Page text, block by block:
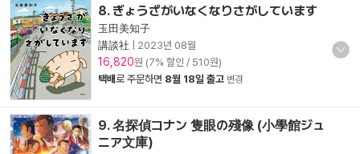
8. ぎょうざがいなくなりさがしています
玉田美知子
講談社
2023년 08월
16,820원 (7% 할인 / 510원)
택배로 주문하면 8월 18일 출고 변경
9. 名探偵コナン 隻眼の殘像 (小學館ジュ
ニア文庫)